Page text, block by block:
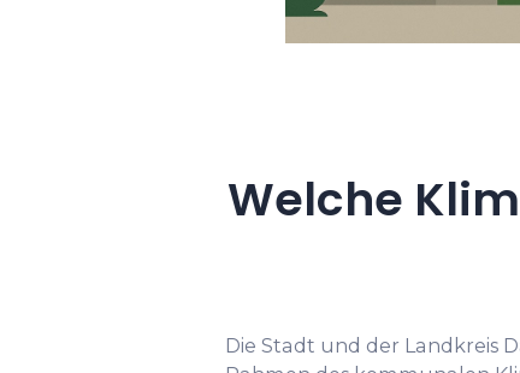
Welche
Die Stadt und der Landkreis